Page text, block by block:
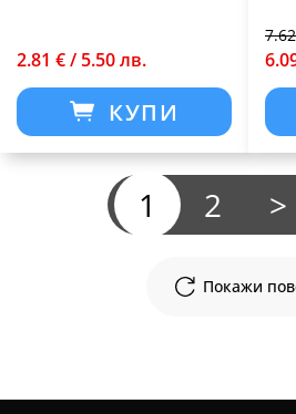
2.81 € / 5.50 лв.
КУПИ
Покажи
1 2 >